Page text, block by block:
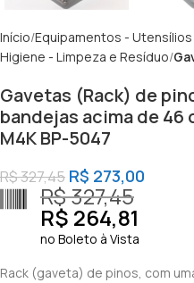
Início Equipamentos -
Higiene - Limpeza e Resíduo
Gavetas (Rack) de
bandejas acima de 46
M4K BP-5047
R$327,45 R$ 273,00
R$327,45
R$ 264,81
no Boleto à Vista
Rack (gaveta) de pinos, com